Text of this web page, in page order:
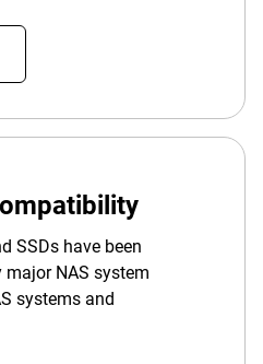
SSDs have been
NAS system
systems and